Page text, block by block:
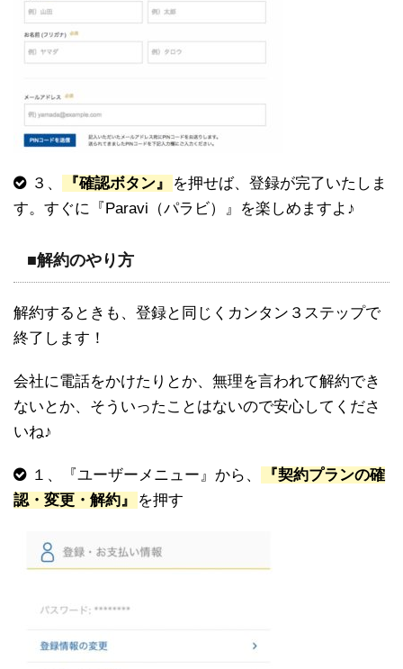
３、 『確認ボタン』
を押せば、登録が完了いたしま
す。すぐに『Paravi（パラビ）』を楽しめますよ♪
■解約のやり方
解約するときも、登録と同じくカンタン３ステップで
終了します！
会社に電話をかけたりとか、無理を言われて解約でき
ないとか、そういったことはないので安心してくださ
いね♪
１、『ユーザーメニュー』から、
『契約プランの確
認・変更・解約』
を押す